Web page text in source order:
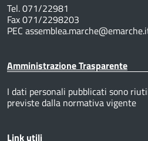
Tel. 071/22981
Fax 071/2298203
PEC
Amministrazione Trasparente
I dati personali pubblicati sono
previste dalla normativa vigente
Link utili